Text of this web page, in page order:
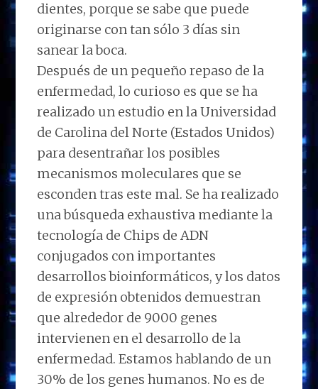
dientes, porque se sabe que puede
originarse con tan sólo 3 días sin
sanear la boca.
Después de un pequeño repaso de la
enfermedad, lo curioso es que se ha
realizado un estudio en la Universidad
de Carolina del Norte (Estados Unidos)
para desentrañar los posibles
mecanismos moleculares que se
esconden tras este mal. Se ha realizado
una búsqueda exhaustiva mediante la
tecnología de Chips de ADN
conjugados con importantes
desarrollos bioinformáticos, y los datos
de expresión obtenidos demuestran
que alrededor de 9000 genes
intervienen en el desarrollo de la
enfermedad. Estamos hablando de un
30% de los genes humanos. No es de